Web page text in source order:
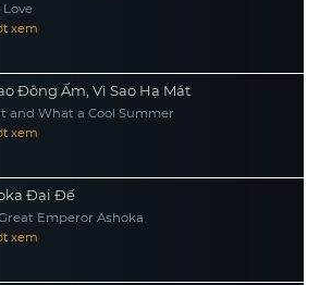
Love
xem
Đông Ấm, Vì Sao Hạ Mát
and What a Cool Summer
xem
Đại Đế
Emperor Ashoka
xem